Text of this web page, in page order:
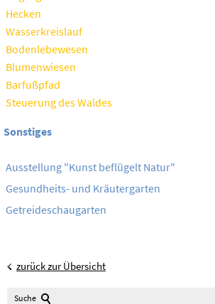
Hecken
Wasserkreislauf
Bodenlebewesen
Blumenwiesen
Barfußpfad
Steuerung des Waldes
Sonstiges
Ausstellung "Kunst beflügelt Natur"
Gesundheits- und Kräutergarten
Getreideschaugarten
zurück zur Übersicht
Suche